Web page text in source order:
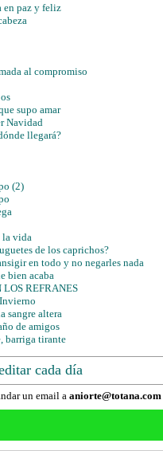
en paz y feliz
al compromiso
supo amar
Navidad
llegará?
(2)
la vida
de los caprichos?
en todo y no negarles nada
bien acaba
LOS REFRANES
sangre altera
de amigos
barriga tirante
cada día
un email aaniorte@totana.com